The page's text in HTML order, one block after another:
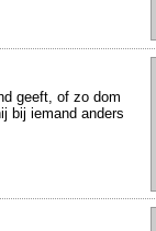
geeft, of zo dom
bij iemand anders